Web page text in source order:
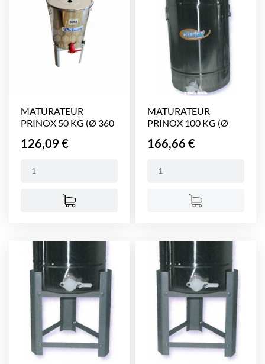
MATURATEUR
PRINOX 50 KG (Ø 360
Prix
126,09 €
MATURATEUR
PRINOX 100 KG (Ø
Prix
166,66 €